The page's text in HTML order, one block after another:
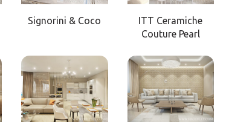
Signorini & Coco
ITT Ceramiche
Couture Pearl